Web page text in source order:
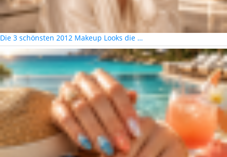
Die 3 schönsten 2012 Makeup Looks die …